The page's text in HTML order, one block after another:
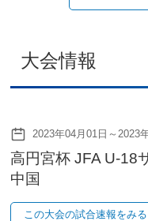
大会情報
2023年04月01日～2023
高円宮杯 JFA U-18
中国
この大会の試合速報をみる